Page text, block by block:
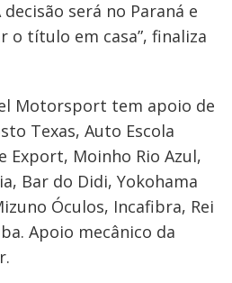
decisão será no Paraná e
o título em casa”, finaliza
Motorsport tem apoio de
Texas, Auto Escola
Export, Moinho Rio Azul,
Bar do Didi, Yokohama
Óculos, Incafibra, Rei
Apoio mecânico da